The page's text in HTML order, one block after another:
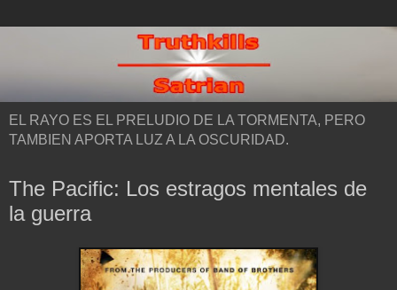
EL RAYO ES EL PRELUDIO DE LA TORMENTA, PERO
TAMBIEN APORTA LUZ A LA OSCURIDAD.
The Pacific: Los estragos mentales de
la guerra